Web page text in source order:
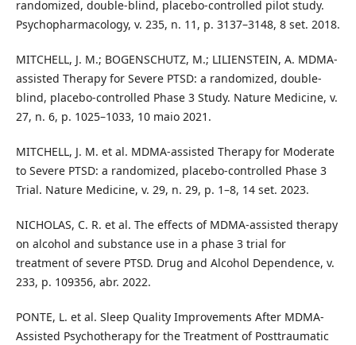
randomized, double-blind, placebo-controlled pilot study.
Psychopharmacology, v. 235, n. 11, p. 3137–3148, 8 set. 2018.
MITCHELL, J. M.; BOGENSCHUTZ, M.; LILIENSTEIN, A. MDMA-
assisted Therapy for Severe PTSD: a randomized, double-
blind, placebo-controlled Phase 3 Study. Nature Medicine, v.
27, n. 6, p. 1025–1033, 10 maio 2021.
MITCHELL, J. M. et al. MDMA-assisted Therapy for Moderate
to Severe PTSD: a randomized, placebo-controlled Phase 3
Trial. Nature Medicine, v. 29, n. 29, p. 1–8, 14 set. 2023.
NICHOLAS, C. R. et al. The effects of MDMA-assisted therapy
on alcohol and substance use in a phase 3 trial for
treatment of severe PTSD. Drug and Alcohol Dependence, v.
233, p. 109356, abr. 2022.
PONTE, L. et al. Sleep Quality Improvements After MDMA‐
Assisted Psychotherapy for the Treatment of Posttraumatic